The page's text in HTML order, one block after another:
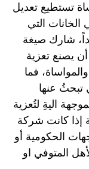
تستطيع تعديل
التي
شارك صيغة
يصنع تعزية
فما
تبحثُ عنها
اليةِ لتُعزية
إذا كانت شركة
الحكومية أو
المتوفي او